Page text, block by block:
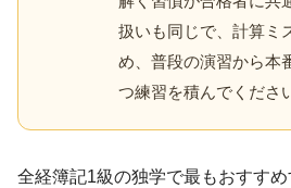
扱いも同じで、計算ミ
め、普段の演習から本
つ練習を積んでくださ
全経簿記1級の独学で最もおすす